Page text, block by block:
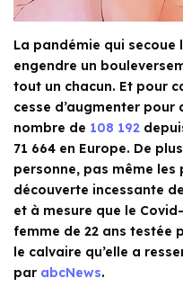
La pandémie qui
engendre un
tout un chacun. Et pour
cesse d’augmenter pour
nombre de 108 192
71 664 en Europe. De
personne, pas même les
découverte incessante
et à mesure que le
femme de 22 ans testée
le calvaire qu’elle a
par abcNews.